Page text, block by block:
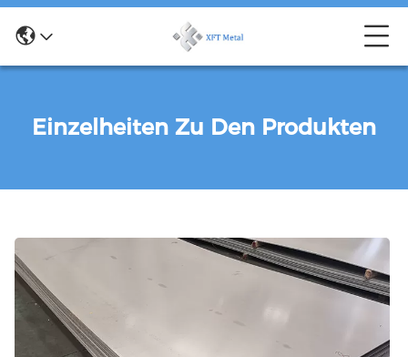
Einzelheiten Zu Den Produkten